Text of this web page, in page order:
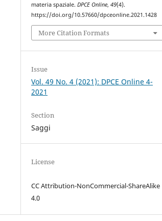
materia spaziale.DPCE Online,49(4).
https://doi.org/10.57660/dpceonline.2021.1428
More Citation Formats
Issue
Vol. 49 No. 4 (2021): DPCE Online 4-
2021
Section
Saggi
License
CC Attribution-NonCommercial-ShareAlike
4.0